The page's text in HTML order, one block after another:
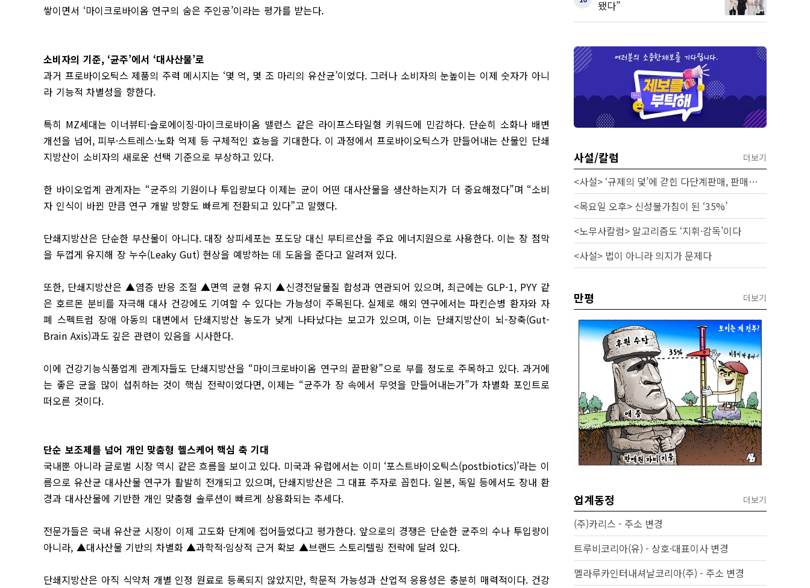
쌓이면서 ‘마이크로바이옴 연구의 숨은 주인공’이라는 평가를 받는다.
소비자의 기준, ‘균주’에서 ‘대사산물’로
과거 프로바이오틱스 제품의 주력 메시지는 ‘몇 억, 몇 조 마리의 유산균’이었다. 그러나 소비자의 눈높이는 이제 숫자가 아니
라 기능적 차별성을 향한다.
특히 MZ세대는 이너뷰티·슬로에이징·마이크로바이옴 밸런스 같은 라이프스타일형 키워드에 민감하다. 단순히 소화나 배변
개선을 넘어, 피부·스트레스·노화 억제 등 구체적인 효능을 기대한다. 이 과정에서 프로바이오틱스가 만들어내는 산물인 단쇄
지방산이 소비자의 새로운 선택 기준으로 부상하고 있다.
한 바이오업계 관계자는 “균주의 기원이나 투입량보다 이제는 균이 어떤 대사산물을 생산하는지가 더 중요해졌다”며 “소비
자 인식이 바뀐 만큼 연구 개발 방향도 빠르게 전환되고 있다”고 말했다.
단쇄지방산은 단순한 부산물이 아니다. 대장 상피세포는 포도당 대신 부티르산을 주요 에너지원으로 사용한다. 이는 장 점막
을 두껍게 유지해 장 누수(Leaky Gut) 현상을 예방하는 데 도움을 준다고 알려져 있다.
또한, 단쇄지방산은 ▲염증 반응 조절 ▲면역 균형 유지 ▲신경전달물질 합성과 연관되어 있으며, 최근에는 GLP-1, PYY 같
은 호르몬 분비를 자극해 대사 건강에도 기여할 수 있다는 가능성이 주목된다. 실제로 해외 연구에서는 파킨슨병 환자와 자
폐 스펙트럼 장애 아동의 대변에서 단쇄지방산 농도가 낮게 나타났다는 보고가 있으며, 이는 단쇄지방산이 뇌-장축(Gut-
Brain Axis)과도 깊은 관련이 있음을 시사한다.
이에 건강기능식품업계 관계자들도 단쇄지방산을 “마이크로바이옴 연구의 끝판왕”으로 부를 정도로 주목하고 있다. 과거에
는 좋은 균을 많이 섭취하는 것이 핵심 전략이었다면, 이제는 “균주가 장 속에서 무엇을 만들어내는가”가 차별화 포인트로
떠오른 것이다.
단순 보조제를 넘어 개인 맞춤형 헬스케어 핵심 축 기대
국내뿐 아니라 글로벌 시장 역시 같은 흐름을 보이고 있다. 미국과 유럽에서는 이미 ‘포스트바이오틱스(postbiot­ics)’라는 이
름으로 유산균 대사산물 연구가 활발히 전개되고 있으며, 단쇄지방산은 그 대표 주자로 꼽힌다. 일본, 독일 등에서도 장내 환
경과 대사산물에 기반한 개인 맞춤형 솔루션이 빠르게 상용화되는 추세다.
전문가들은 국내 유산균 시장이 이제 고도화 단계에 접어들었다고 평가한다. 앞으로의 경쟁은 단순한 균주의 수나 투입량이
아니라, ▲대사산물 기반의 차별화 ▲과학적·임상적 근거 확보 ▲브랜드 스토리텔링 전략에 달려 있다.
단쇄지방산은 아직 식약처 개별 인정 원료로 등록되지 않았지만, 학문적 가능성과 산업적 응용성은 충분히 매력적이다. 건강
됐다”
사설/칼럼 더보기
<사설> ‘규제의 덫’에 갇힌 다단계판매, 판매원 보호 시급하다
<목요일 오후> 신성불가침이 된 ‘35%’
<노무사칼럼> 알고리즘도 ‘지휘·감독’이다
<사설> 법이 아니라 의지가 문제다
만평 더보기
업계동정 더보기
(주)카리스 - 주소 변경
트루비코리아(유) - 상호·대표이사 변경
멜라루카인터내셔날코리아(주) - 주소 변경